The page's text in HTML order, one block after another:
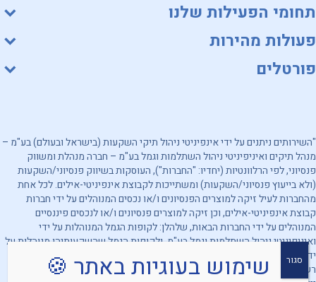
תחומי הפעילות שלנו
פעולות מהירות
פורטלים
"השירותים ניתנים על ידי אינפיניטי ניהול תיקי השקעות (בישראל ובעולם) בע"מ –
מנהל תיקים ואיניפיניטי ניהול השתלמות וגמל בע"מ – חברה מנהלת ומשווק
פנסיוני, לפי הרלוונטיות (יחדיו: "החברות"), העוסקות בשיווק פנסיוני/השקעות
(ולא בייעוץ פנסיוני/השקעות) ומשתייכות לקבוצת אינפיניטי-אילים. לכל אחת
מהחברות לעיל זיקה למוצרים הפנסיונים ו/או נכסים המנוהלים על ידי חברות
קבוצת אינפיניטי-אילים, וכן זיקה למוצרים פנסיונים ו/או לנכסים פיננסיים
המנוהלים על ידי החברות הבאות, שלהלן: לקופות הגמל המנוהלות על ידי
ואיניפיניטי ניהול השתלמות וגמל בע"מ, ולקופות הגמל שהשקעותיהן מנוהלות על
ידי אינפיניטי ניהול תיקי השקעות (בישראל ובעולם) בע"מ. מובהר, כי החברות
רשאיות להעדיף מוצרים ו/או נכסים פיננסיים אחרים. האמור לעיל אינו מהווה
שימוש בעוגיות באתר 🍪 סגור